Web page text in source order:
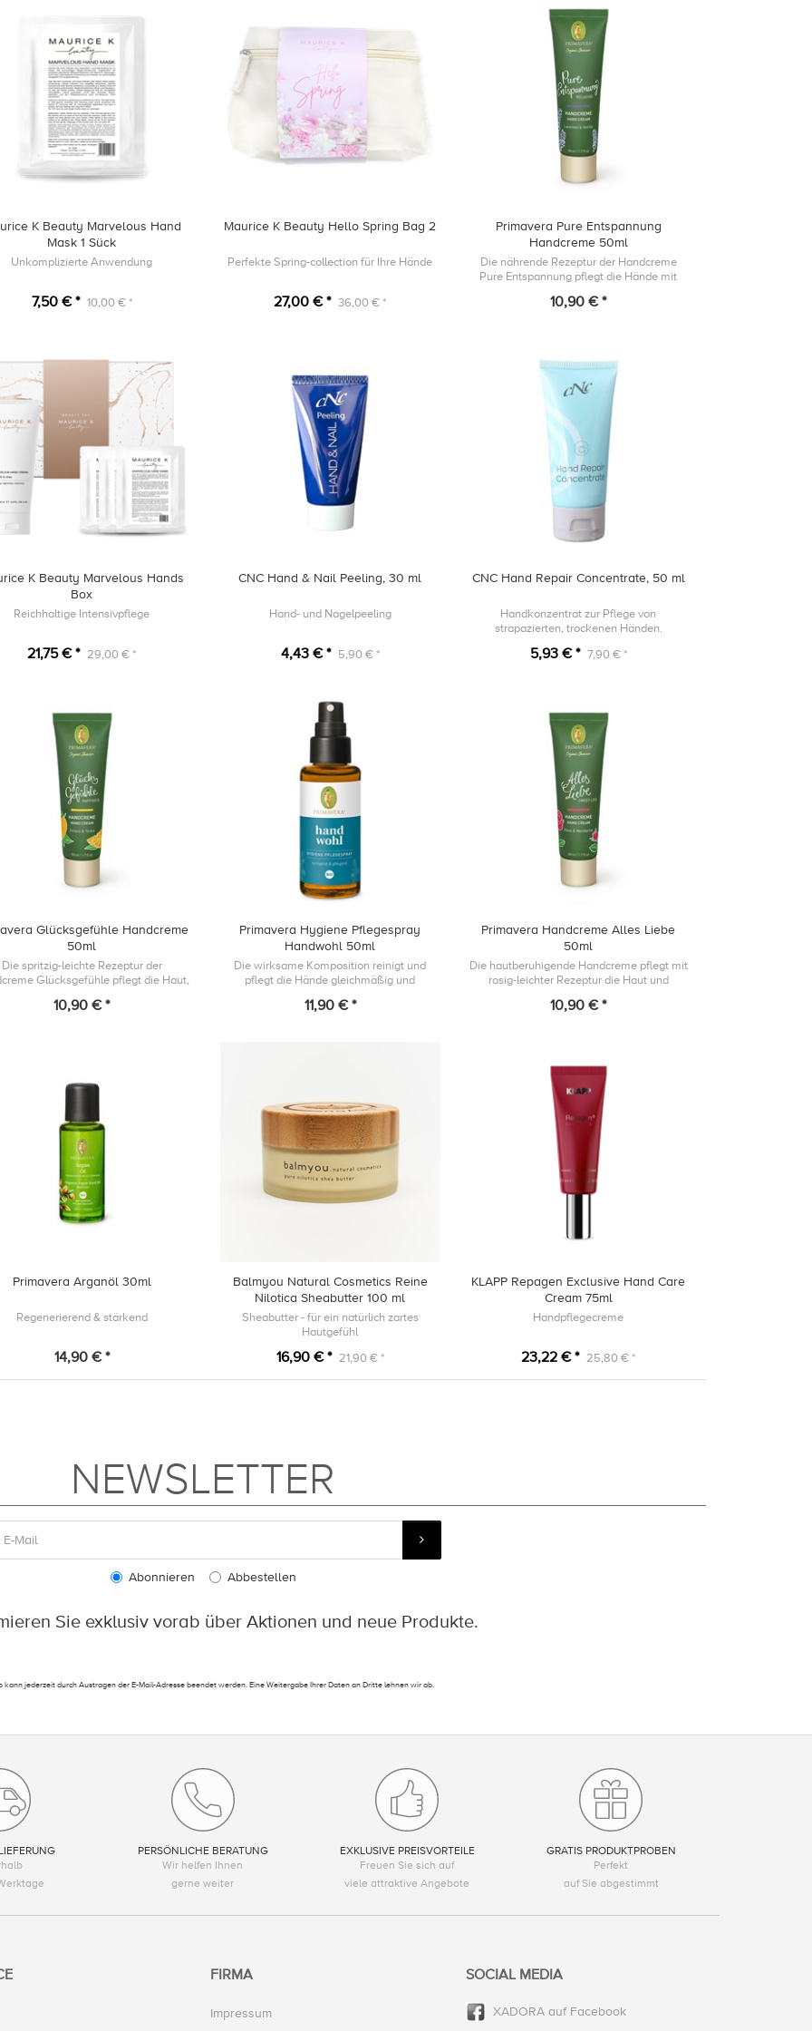
K Beauty Marvelous Hand
Mask 1 Sück
Unkomplizierte Anwendung
7,50 € * 10,00 € *
Maurice K Beauty Hello Spring Bag 2
Perfekte Spring-collection für Ihre Hände
27,00 € * 36,00 € *
Primavera Pure Entspannung
Handcreme 50ml
Die nährende Rezeptur der Handcreme
Pure Entspannung pflegt die Hände mit
Hautbarriere und sorgt für ein wohliges,
10,90 € *
K Beauty Marvelous Hands
Box
Reichhaltige Intensivpflege
21,75 € * 29,00 € *
CNC Hand & Nail Peeling, 30 ml
Hand- und Nagelpeeling
4,43 € * 5,90 € *
CNC Hand Repair Concentrate, 50 ml
Handkonzentrat zur Pflege von
strapazierten, trockenen Händen.
5,93 € * 7,90 € *
Glücksgefühle Handcreme
50ml
Die spritzig-leichte Rezeptur der
Glücksgefühle pflegt die Haut,
erheiternden Duft aus Bio Zitro...
10,90 € *
Primavera Hygiene Pflegespray
Handwohl 50ml
Die wirksame Komposition reinigt und
pflegt die Hände gleichmäßig und
11,90 € *
Primavera Handcreme Alles Liebe
50ml
Die hautberuhigende Handcreme pflegt mit
rosig-leichter Rezeptur die Haut und
stimmungsaufhebenden Duft Haut, Sinne.
10,90 € *
Primavera Arganöl 30ml
Regenerierend & stärkend
14,90 € *
Balmyou Natural Cosmetics Reine
Nilotica Sheabutter 100 ml
Sheabutter - für ein natürlich zartes
Hautgefühl
16,90 € * 21,90 € *
KLAPP Repagen Exclusive Hand Care
Cream 75ml
Handpflegecreme
23,22 € * 25,80 € *
NEWSLETTER
Abonnieren Abbestellen
Sie exklusiv vorab über Aktionen und neue Produkte.
kann jederzeit durch Austragen der E-Mail-Adresse beendet werden. Eine Weitergabe Ihrer Daten an Dritte lehnen wir ab.
PERSÖNLICHE BERATUNG
Wir helfen Ihnen
gerne weiter
EXKLUSIVE PREISVORTEILE
Freuen Sie sich auf
viele attraktive Angebote
GRATIS PRODUKTPROBEN
Perfekt
auf Sie abgestimmt
FIRMA
Impressum
SOCIAL MEDIA
XADORA auf Facebook